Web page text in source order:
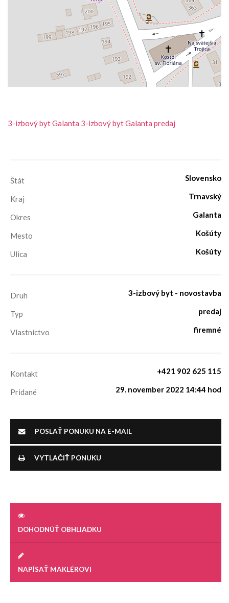
3-izbový bytGalanta 3-izbový byt Galanta predaj
Štát Slovensko
Kraj Trnavský
Okres Galanta
Mesto Košúty
Ulica Košúty
Druh 3-izbový byt - novostavba
Typ predaj
Vlastníctvo firemné
Kontakt +421 902 625 115
Pridané 29. november 2022 14:44 hod
POSLAŤ PONUKU NA E-MAIL
VYTLAČIŤ PONUKU
DOHODNÚŤ OBHLIADKU
NAPÍSAŤ MAKLÉROVI